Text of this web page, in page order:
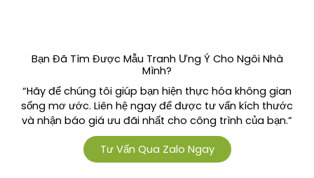
Bạn Đã Tìm Được Mẫu Tranh Ưng Ý Cho Ngôi Nhà
Mình?
“Hãy để chúng tôi giúp bạn hiện thực hóa không gian
sống mơ ước. Liên hệ ngay để được tư vấn kích thước
và nhận báo giá ưu đãi nhất cho công trình của bạn.”
Tư Vấn Qua Zalo Ngay